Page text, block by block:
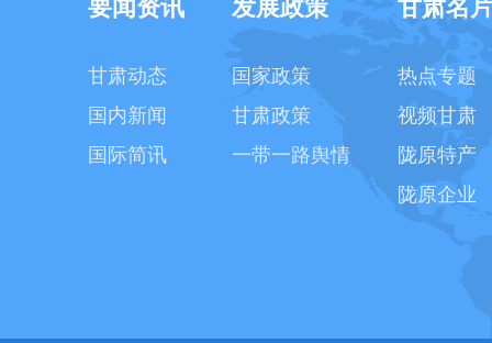
要闻资讯
甘肃动态
国内新闻
国际简讯
发展政策
国家政策
甘肃政策
一带一路舆情
甘肃名
热点专题
视频甘肃
陇原特产
陇原企业